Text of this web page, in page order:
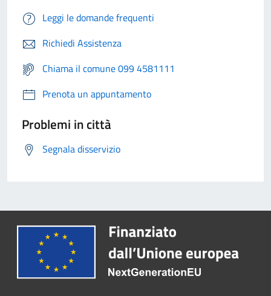
Leggi le domande frequenti
Richiedi Assistenza
Chiama il comune 099 4581111
Prenota un appuntamento
Problemi in città
Segnala disservizio